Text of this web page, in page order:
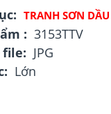
TRANH SƠN DẦU
: 3153TTV
JPG
Lớn